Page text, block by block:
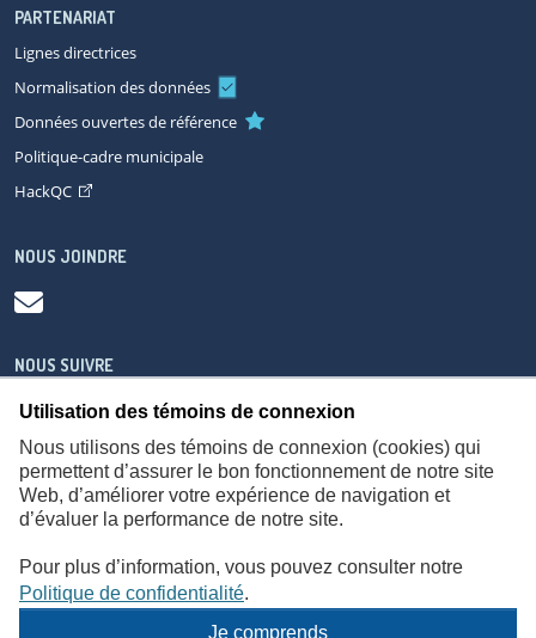
Utilisation des témoins de connexion
Nous utilisons des témoins de connexion (cookies) qui
permettent d’assurer le bon fonctionnement de notre site
Web, d’améliorer votre expérience de navigation et
d’évaluer la performance de notre site.
Pour plus d’information, vous pouvez consulter notre
Politique de confidentialité.
Je comprends
PARTENARIAT
Lignes directrices
Normalisation des données
Données ouvertes de référence
Politique-cadre municipale
HackQC
NOUS JOINDRE
NOUS SUIVRE
À propos Accessibilité Plan du site
Consignes de sécurité